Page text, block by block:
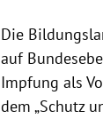
Die
auf
Impfung als
dem „Schutz